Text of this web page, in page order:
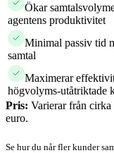
Ökar
agentens produktivitet
Minimal passiv tid
samtal
Maximerar
högvolyms-utåtriktade
Pris: Varierar från cirka
euro.
Se hur du når fler kunder